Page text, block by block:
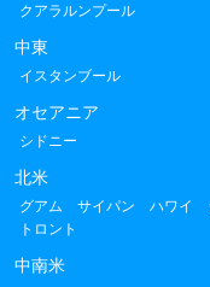
クアラルンプール
中東
イスタンブール
オセアニア
シドニー
北米
グアム サイパン ハワイ
トロント
中南米